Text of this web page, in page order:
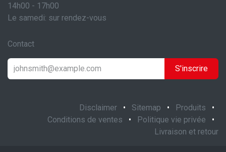
14h00 - 17h00
Le samedi: sur rendez-vous
Contact
S'inscrire
Disclaimer • Sitemap • Produits
•
Conditions de ventes
• Politique vie privée
•
Livraison et retour